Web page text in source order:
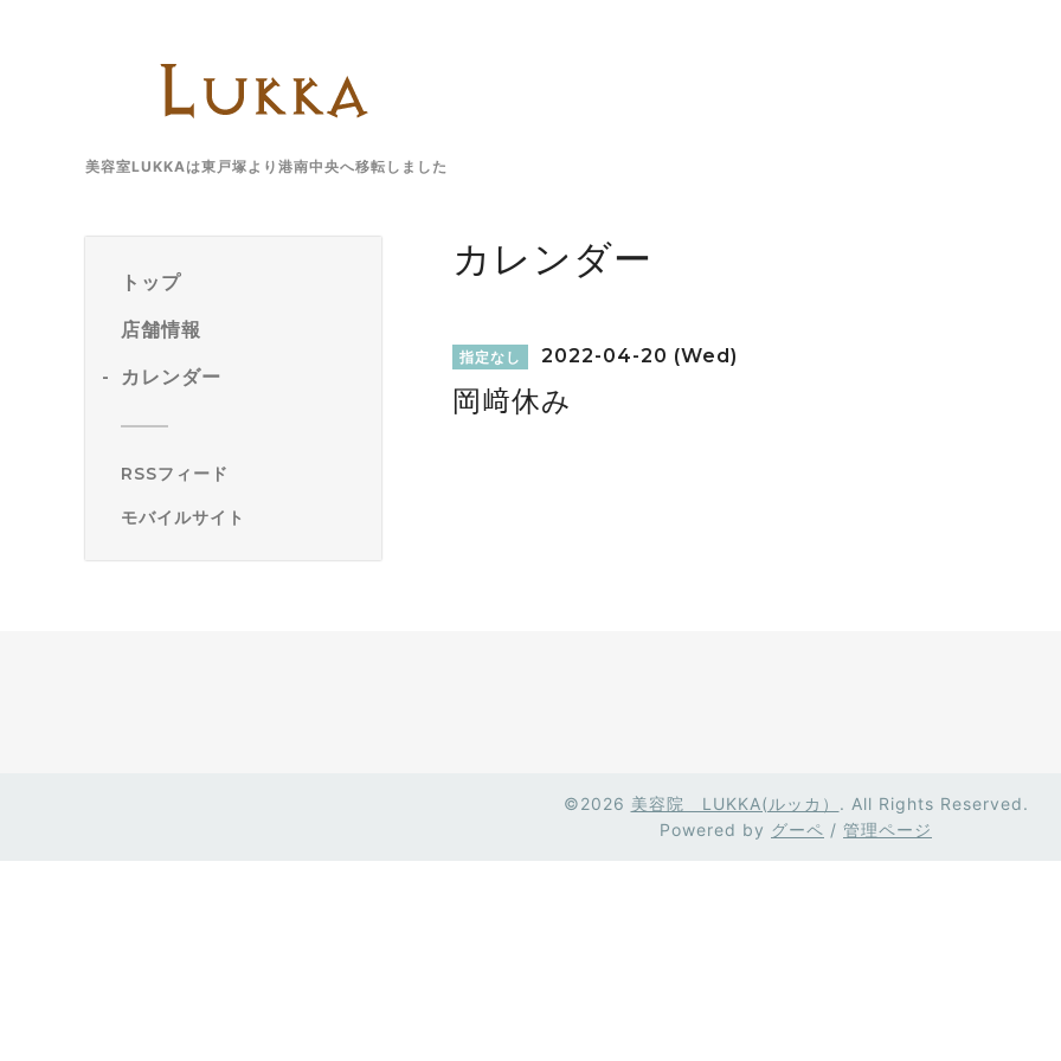
美容室LUKKAは東戸塚より港南中央へ移転しました
トップ
店舗情報
カレンダー
RSSフィード
モバイルサイト
カレンダー
指定なし 2022-04-20 (Wed)
岡﨑休み
©2026 美容院 LUKKA(ルッカ） . All Rights Reserved.
Powered by グーペ / 管理ページ